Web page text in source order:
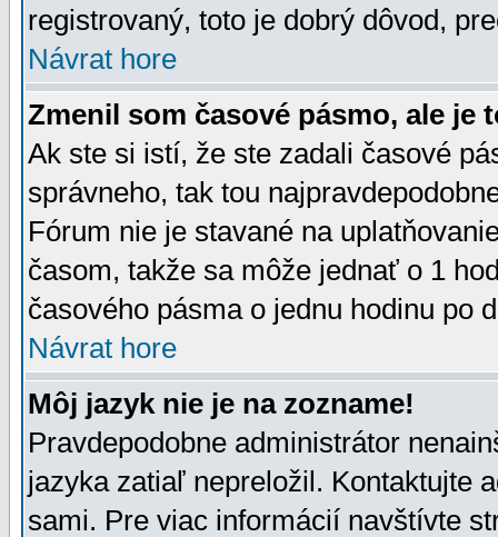
registrovaný, toto je dobrý dôvod,
Návrat hore
Zmenil som časové pásmo, ale je
Ak ste si istí, že ste zadali časové
správneho, tak tou
Fórum nie je stavané na
časom, takže sa môže jednať o 1
časového pásma o jednu hodinu po
Návrat hore
Môj jazyk nie je na zozname!
Pravdepodobne administrátor
jazyka zatiaľ nepreložil. Kontaktujte
sami. Pre viac informácií navštívte